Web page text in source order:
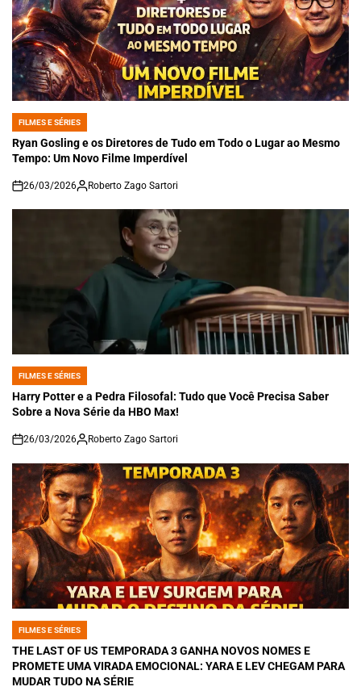
POSTED
IN
FILMES E SÉRIES
Ryan Gosling e os Diretores de Tudo em Todo o Lugar ao Mesmo
Tempo: Um Novo Filme Imperdível
on
26/03/2026 Roberto Zago Sartori
POSTED
IN
FILMES E SÉRIES
Harry Potter e a Pedra Filosofal: Tudo que Você Precisa Saber
Sobre a Nova Série da HBO Max!
on
26/03/2026 Roberto Zago Sartori
POSTED
IN
FILMES E SÉRIES
THE LAST OF US TEMPORADA 3 GANHA NOVOS NOMES E
PROMETE UMA VIRADA EMOCIONAL: YARA E LEV CHEGAM PARA
MUDAR TUDO NA SÉRIE